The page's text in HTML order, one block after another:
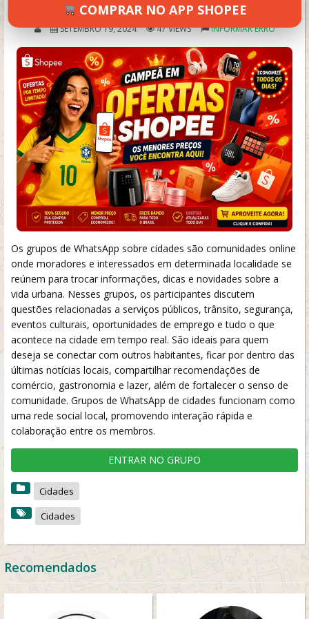
SETEMBRO 19, 2024 47 VIEWS INFORMAR ERRO
Os grupos de WhatsApp sobre cidades são comunidades online
onde moradores e interessados em determinada localidade se
reúnem para trocar informações, dicas e novidades sobre a
vida urbana. Nesses grupos, os participantes discutem
questões relacionadas a serviços públicos, trânsito, segurança,
eventos culturais, oportunidades de emprego e tudo o que
acontece na cidade em tempo real. São ideais para quem
deseja se conectar com outros habitantes, ficar por dentro das
últimas notícias locais, compartilhar recomendações de
comércio, gastronomia e lazer, além de fortalecer o senso de
comunidade. Grupos de WhatsApp de cidades funcionam como
uma rede social local, promovendo interação rápida e
colaboração entre os membros.
ENTRAR NO GRUPO
Cidades
Cidades
Recomendados
COMPRAR NO APP SHOPEE